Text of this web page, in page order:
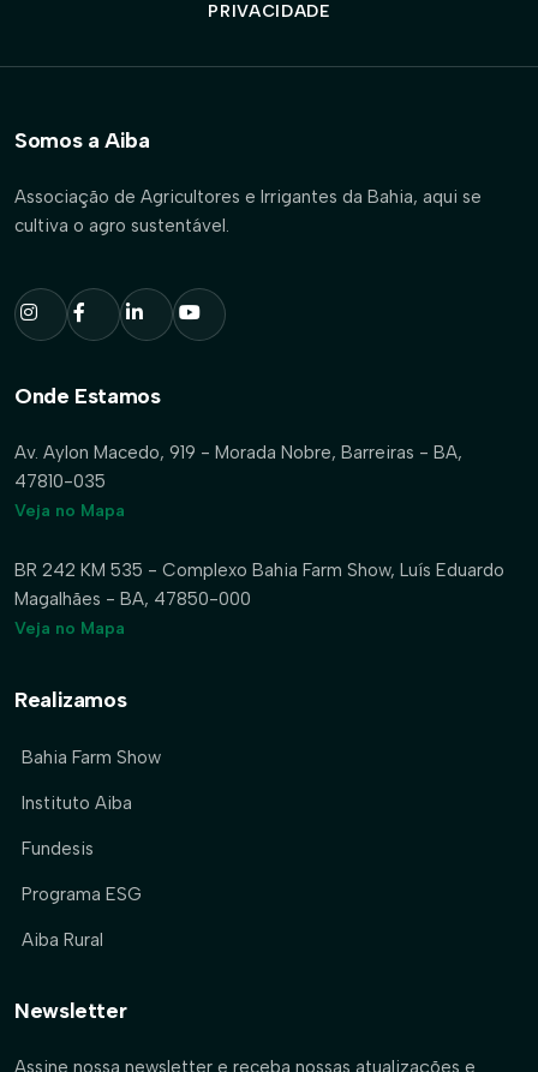
PRIVACIDADE
Somos a Aiba
Associação de Agricultores e Irrigantes da Bahia, aqui se
cultiva o agro sustentável.
Onde Estamos
Av. Aylon Macedo, 919 - Morada Nobre, Barreiras - BA,
47810-035
Veja no Mapa
BR 242 KM 535 - Complexo Bahia Farm Show, Luís Eduardo
Magalhães - BA, 47850-000
Veja no Mapa
Realizamos
Bahia Farm Show
Instituto Aiba
Fundesis
Programa ESG
Aiba Rural
Newsletter
Assine nossa newsletter e receba nossas atualizações e